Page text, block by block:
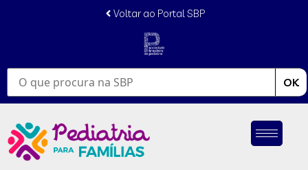
Voltar ao Portal SBP
OK